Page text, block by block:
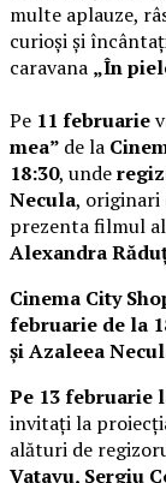
multe aplauze,
curioși și
caravana „În
Pe 11 februarie
mea” de la
18:30, unde
Necula, originari
prezenta filmul
Alexandra
Cinema City
februarie de la
și Azaleea
Pe 13 februarie
invitați la
alături de
Vatavu, Sergiu